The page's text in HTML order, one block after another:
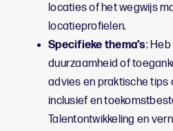
locaties of het wegwijs
locatieprofielen.
Specifieke thema’s:
duurzaamheid of
advies en praktische tips
inclusief en
Talentontwikkeling en